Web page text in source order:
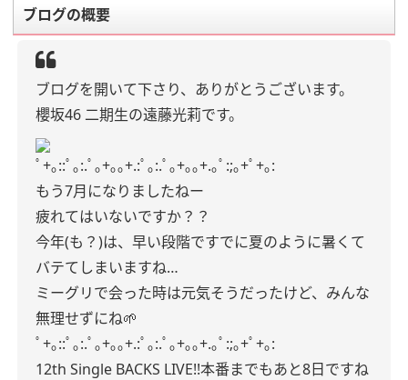
ブログの概要
ブログを開いて下さり、ありがとうございます。
櫻坂46 二期生の遠藤光莉です。
ﾟ+｡::ﾟ｡:.ﾟ｡+｡｡+.:ﾟ｡:.ﾟ｡+｡｡+.｡ﾟ:;｡+ﾟ+｡:
もう7月になりましたねー
疲れてはいないですか？？
今年(も？)は、早い段階ですでに夏のように暑くて
バテてしまいますね…
ミーグリで会った時は元気そうだったけど、みんな
無理せずにね🌱
ﾟ+｡::ﾟ｡:.ﾟ｡+｡｡+.:ﾟ｡:.ﾟ｡+｡｡+.｡ﾟ:;｡+ﾟ+｡:
12th Single BACKS LIVE!!本番までもあと8日ですね